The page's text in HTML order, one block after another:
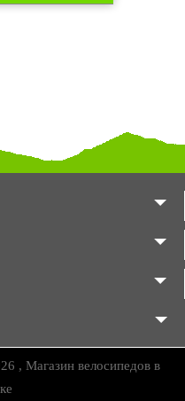
, Магазин велосипедов в